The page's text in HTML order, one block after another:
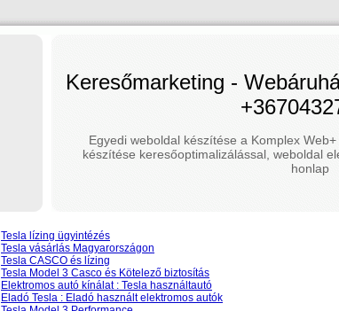
Keresőmarketing -
Egyedi weboldal készítése a Komplex
készítése keresőoptimalizálással, weboldal
honlap
Tesla lízing ügyintézés
Tesla vásárlás Magyarországon
Tesla CASCO és lízing
Tesla Model 3 Casco és Kötelező biztosítás
Elektromos autó kínálat : Tesla használtautó
Eladó Tesla : Eladó használt elektromos autók